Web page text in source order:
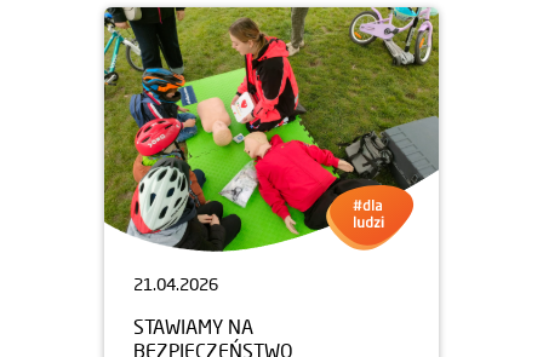
21.04.2026
STAWIAMY NA
BEZPIECZEŃSTWO